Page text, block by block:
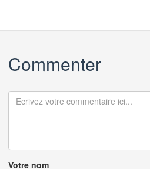
Commenter
Votre nom